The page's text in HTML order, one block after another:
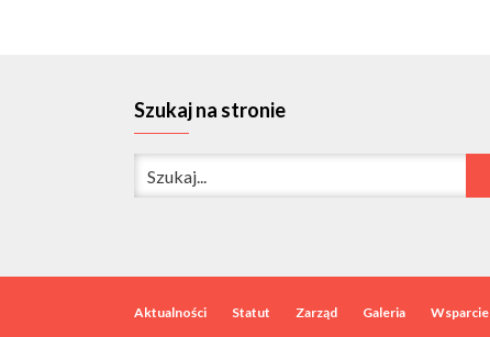
Szukaj na stronie
Aktualności Statut Zarząd Galeria Wsparcie